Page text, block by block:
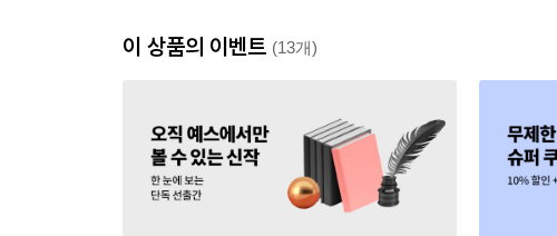
이 상품의 이벤트 (13개)